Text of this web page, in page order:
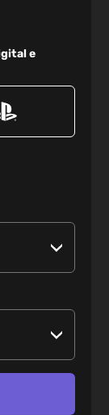
e